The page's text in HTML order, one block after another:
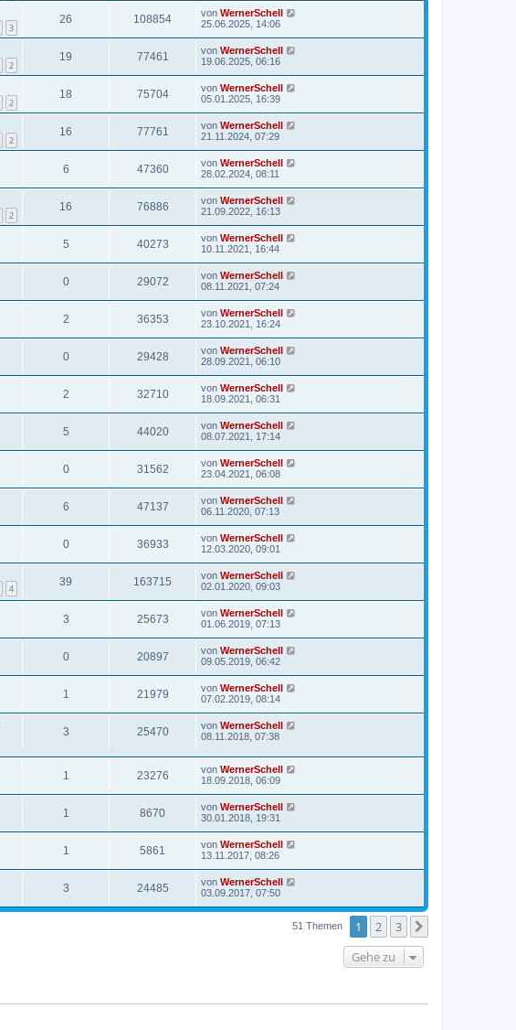
3
26 108854 von WernerSchell
25.06.2025, 14:06
2
19 77461 von WernerSchell
19.06.2025, 06:16
2
18 75704 von WernerSchell
05.01.2025, 16:39
2
16 77761 von WernerSchell
21.11.2024, 07:29
6 47360 von WernerSchell
28.02.2024, 08:11
2
16 76886 von WernerSchell
21.09.2022, 16:13
5 40273 von WernerSchell
10.11.2021, 16:44
0 29072 von WernerSchell
08.11.2021, 07:24
2 36353 von WernerSchell
23.10.2021, 16:24
0 29428 von WernerSchell
28.09.2021, 06:10
2 32710 von WernerSchell
18.09.2021, 06:31
5 44020 von WernerSchell
08.07.2021, 17:14
0 31562 von WernerSchell
23.04.2021, 06:08
6 47137 von WernerSchell
06.11.2020, 07:13
0 36933 von WernerSchell
12.03.2020, 09:01
4
39 163715 von WernerSchell
02.01.2020, 09:03
3 25673 von WernerSchell
01.06.2019, 07:13
0 20897 von WernerSchell
09.05.2019, 06:42
1 21979 von WernerSchell
07.02.2019, 08:14
3 25470 von WernerSchell
08.11.2018, 07:38
1 23276 von WernerSchell
18.09.2018, 06:09
1 8670 von WernerSchell
30.01.2018, 19:31
1 5861 von WernerSchell
13.11.2017, 08:26
3 24485 von WernerSchell
03.09.2017, 07:50
51 Themen 1 2 3
Gehe zu